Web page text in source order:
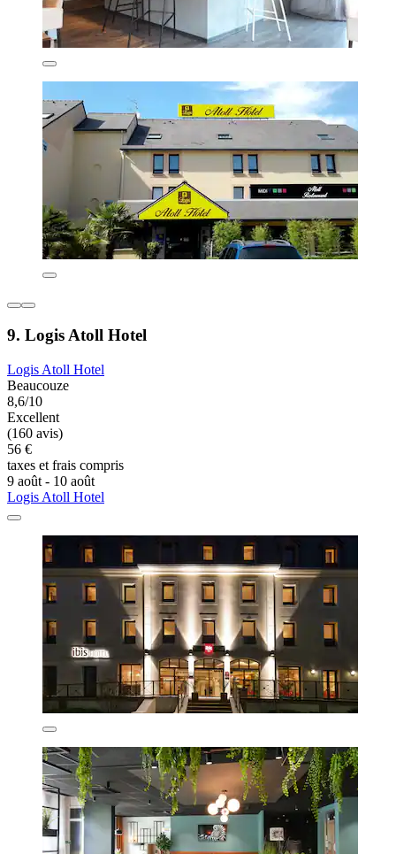
9. Logis Atoll Hotel
Logis Atoll Hotel
Beaucouze
8,6/10
Excellent
(160 avis)
56 €
taxes et frais compris
9 août - 10 août
Logis Atoll Hotel